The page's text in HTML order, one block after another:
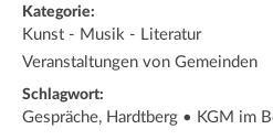
Kategorie:
Kunst - Musik - Literatur
Veranstaltungen von Gemeinden
Schlagwort:
Gespräche, Hardtberg • KGM im